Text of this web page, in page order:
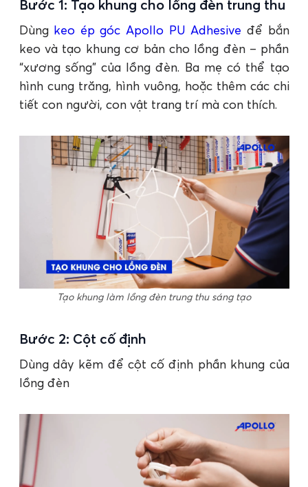
Bước 1: Tạo khung cho lồng đèn trung thu
Dùng keo ép góc Apollo PU Adhesive để bắn
keo và tạo khung cơ bản cho lồng đèn – phần
“xương sống” của lồng đèn. Ba mẹ có thể tạo
hình cung trăng, hình vuông, hoặc thêm các chi
tiết con người, con vật trang trí mà con thích.
Tạo khung làm lồng đèn trung thu sáng tạo
Bước 2: Cột cố định
Dùng dây kẽm để cột cố định phần khung của
lồng đèn